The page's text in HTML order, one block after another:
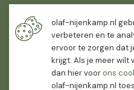
Maandag t/m vrijdag
07:30-
16:30
12:00
olaf-nijenkamp.nl
verbeteren en te
ervoor te zorgen dat
krijgt. Als je meer wilt
dan hier voorons
olaf-nijenkamp.nl